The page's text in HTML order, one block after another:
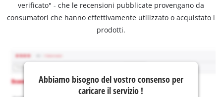
verificato" - che le recensioni pubblicate provengano da
consumatori che hanno effettivamente utilizzato o acquistato i
prodotti.
Abbiamo bisogno del vostro consenso per
caricare il servizio !